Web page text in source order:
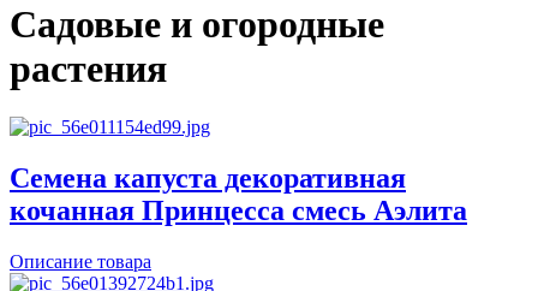
Садовые и огородные
растения
Семена капуста декоративная
кочанная Принцесса смесь Аэлита
Описание товара